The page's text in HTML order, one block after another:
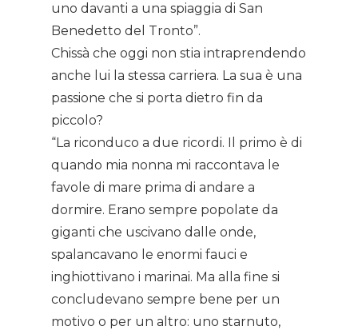
uno davanti a una spiaggia di San
Benedetto del Tronto”.
Chissà che oggi non stia intraprendendo
anche lui la stessa carriera. La sua è una
passione che si porta dietro fin da
piccolo?
“La riconduco a due ricordi. Il primo è di
quando mia nonna mi raccontava le
favole di mare prima di andare a
dormire. Erano sempre popolate da
giganti che uscivano dalle onde,
spalancavano le enormi fauci e
inghiottivano i marinai. Ma alla fine si
concludevano sempre bene per un
motivo o per un altro: uno starnuto,